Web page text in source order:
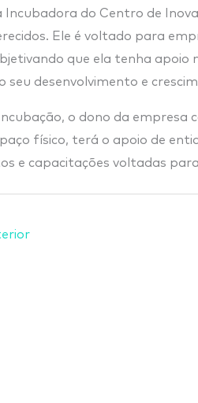
Incubadora do Centro de
Ele é voltado para
que ela tenha apoio
seu desenvolvimento e
o dono da
físico, terá o apoio de
e capacitações voltadas